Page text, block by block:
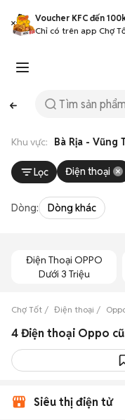
Voucher KFC đến
Chỉ có trên app Chợ
Khu vực: Bà Rịa - Vũng
Lọc Điện thoại
Dòng: Dòng khác
Điện Thoại OPPO
Dưới 3 Triệu
Chợ Tốt Điện thoại
Siêu thị điện tử